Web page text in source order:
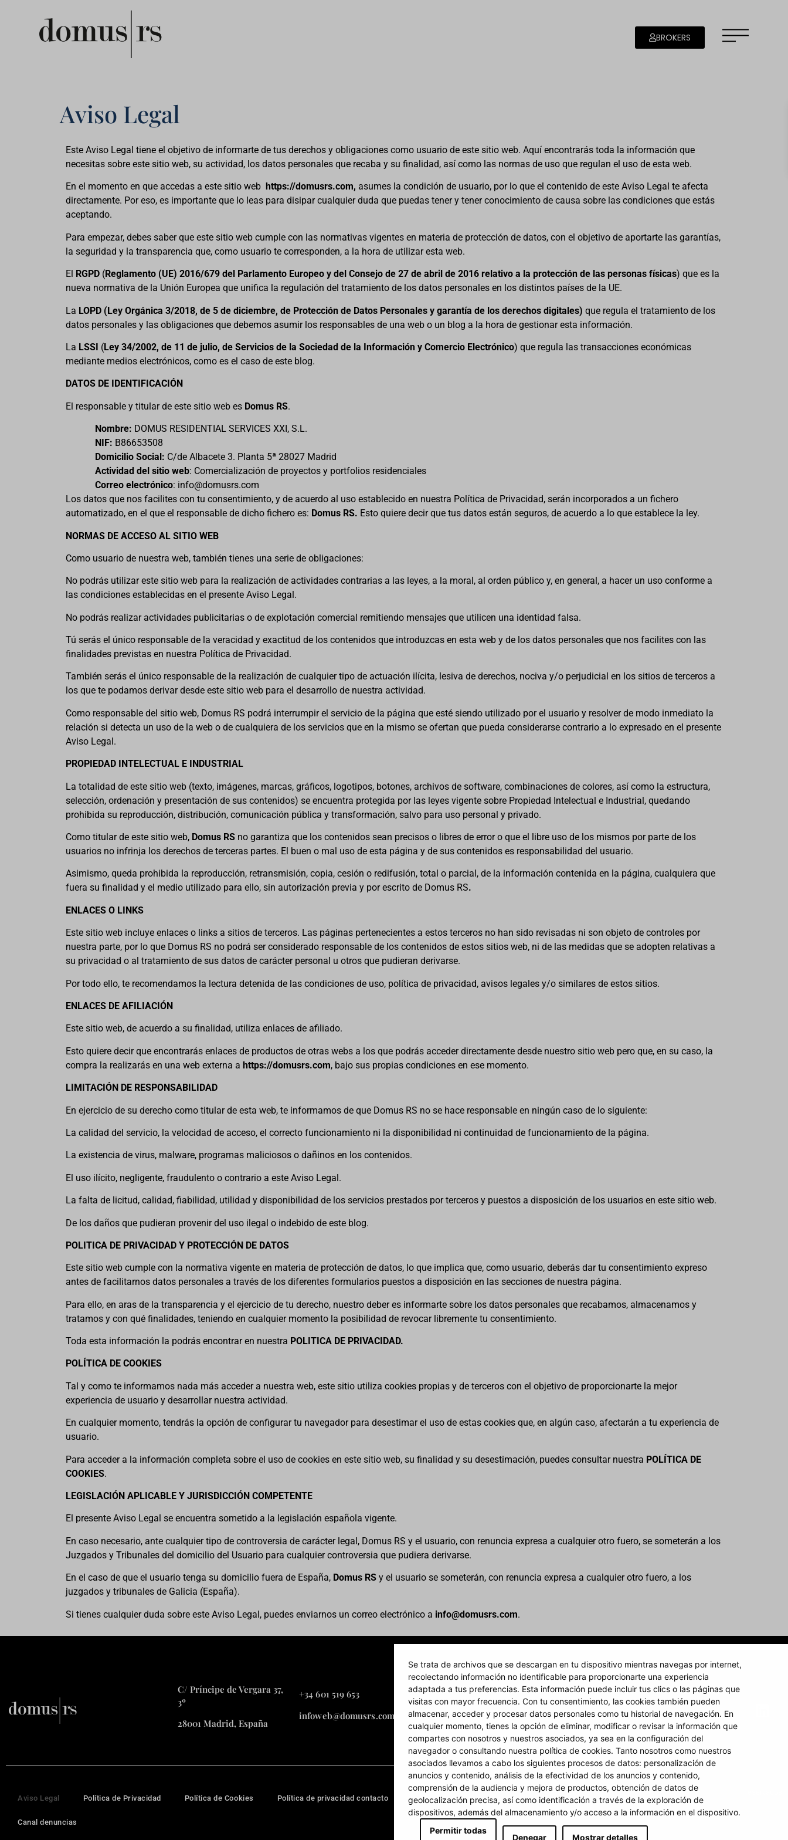
Se trata de archivos que se descargan en tu dispositivo mientras navegas por internet,
recolectando información no identificable para proporcionarte una experiencia
adaptada a tus preferencias. Esta información puede incluir tus clics o las páginas que
visitas con mayor frecuencia. Con tu consentimiento, las cookies también pueden
almacenar, acceder y procesar datos personales como tu historial de navegación. En
cualquier momento, tienes la opción de eliminar, modificar o revisar la información que
compartes con nosotros y nuestros asociados, ya sea en la configuración del
navegador o consultando nuestra política de cookies. Tanto nosotros como nuestros
asociados llevamos a cabo los siguientes procesos de datos: personalización de
anuncios y contenido, análisis de la efectividad de los anuncios y contenido,
comprensión de la audiencia y mejora de productos, obtención de datos de
geolocalización precisa, así como identificación a través de la exploración de
dispositivos, además del almacenamiento y/o acceso a la información en el dispositivo.
Permitir todas
Denegar Mostrar detalles
BROKERS
Aviso Legal
Este Aviso Legal tiene el objetivo de informarte de tus derechos y obligaciones como usuario de este sitio web. Aquí encontrarás toda la información que
necesitas sobre este sitio web, su actividad, los datos personales que recaba y su finalidad, así como las normas de uso que regulan el uso de esta web.
En el momento en que accedas a este sitio web https://domusrs.com, asumes la condición de usuario, por lo que el contenido de este Aviso Legal te afecta
directamente. Por eso, es importante que lo leas para disipar cualquier duda que puedas tener y tener conocimiento de causa sobre las condiciones que estás
aceptando.
Para empezar, debes saber que este sitio web cumple con las normativas vigentes en materia de protección de datos, con el objetivo de aportarte las garantías,
la seguridad y la transparencia que, como usuario te corresponden, a la hora de utilizar esta web.
El RGPD (Reglamento (UE) 2016/679 del Parlamento Europeo y del Consejo de 27 de abril de 2016 relativo a la protección de las personas físicas) que es la
nueva normativa de la Unión Europea que unifica la regulación del tratamiento de los datos personales en los distintos países de la UE.
La LOPD (Ley Orgánica 3/2018, de 5 de diciembre, de Protección de Datos Personales y garantía de los derechos digitales) que regula el tratamiento de los
datos personales y las obligaciones que debemos asumir los responsables de una web o un blog a la hora de gestionar esta información.
La LSSI (Ley 34/2002, de 11 de julio, de Servicios de la Sociedad de la Información y Comercio Electrónico) que regula las transacciones económicas
mediante medios electrónicos, como es el caso de este blog.
DATOS DE IDENTIFICACIÓN
El responsable y titular de este sitio web es Domus RS.
Nombre: DOMUS RESIDENTIAL SERVICES XXI, S.L.
NIF: B86653508
Domicilio Social: C/de Albacete 3. Planta 5ª 28027 Madrid
Actividad del sitio web: Comercialización de proyectos y portfolios residenciales
Correo electrónico: info@domusrs.com
Los datos que nos facilites con tu consentimiento, y de acuerdo al uso establecido en nuestra Política de Privacidad, serán incorporados a un fichero
automatizado, en el que el responsable de dicho fichero es: Domus RS. Esto quiere decir que tus datos están seguros, de acuerdo a lo que establece la ley.
NORMAS DE ACCESO AL SITIO WEB
Como usuario de nuestra web, también tienes una serie de obligaciones:
No podrás utilizar este sitio web para la realización de actividades contrarias a las leyes, a la moral, al orden público y, en general, a hacer un uso conforme a
las condiciones establecidas en el presente Aviso Legal.
No podrás realizar actividades publicitarias o de explotación comercial remitiendo mensajes que utilicen una identidad falsa.
Tú serás el único responsable de la veracidad y exactitud de los contenidos que introduzcas en esta web y de los datos personales que nos facilites con las
finalidades previstas en nuestra Política de Privacidad.
También serás el único responsable de la realización de cualquier tipo de actuación ilícita, lesiva de derechos, nociva y/o perjudicial en los sitios de terceros a
los que te podamos derivar desde este sitio web para el desarrollo de nuestra actividad.
Como responsable del sitio web, Domus RS podrá interrumpir el servicio de la página que esté siendo utilizado por el usuario y resolver de modo inmediato la
relación si detecta un uso de la web o de cualquiera de los servicios que en la mismo se ofertan que pueda considerarse contrario a lo expresado en el presente
Aviso Legal.
PROPIEDAD INTELECTUAL E INDUSTRIAL
La totalidad de este sitio web (texto, imágenes, marcas, gráficos, logotipos, botones, archivos de software, combinaciones de colores, así como la estructura,
selección, ordenación y presentación de sus contenidos) se encuentra protegida por las leyes vigente sobre Propiedad Intelectual e Industrial, quedando
prohibida su reproducción, distribución, comunicación pública y transformación, salvo para uso personal y privado.
Como titular de este sitio web, Domus RS no garantiza que los contenidos sean precisos o libres de error o que el libre uso de los mismos por parte de los
usuarios no infrinja los derechos de terceras partes. El buen o mal uso de esta página y de sus contenidos es responsabilidad del usuario.
Asimismo, queda prohibida la reproducción, retransmisión, copia, cesión o redifusión, total o parcial, de la información contenida en la página, cualquiera que
fuera su finalidad y el medio utilizado para ello, sin autorización previa y por escrito de Domus RS.
ENLACES O LINKS
Este sitio web incluye enlaces o links a sitios de terceros. Las páginas pertenecientes a estos terceros no han sido revisadas ni son objeto de controles por
nuestra parte, por lo que Domus RS no podrá ser considerado responsable de los contenidos de estos sitios web, ni de las medidas que se adopten relativas a
su privacidad o al tratamiento de sus datos de carácter personal u otros que pudieran derivarse.
Por todo ello, te recomendamos la lectura detenida de las condiciones de uso, política de privacidad, avisos legales y/o similares de estos sitios.
ENLACES DE AFILIACIÓN
Este sitio web, de acuerdo a su finalidad, utiliza enlaces de afiliado.
Esto quiere decir que encontrarás enlaces de productos de otras webs a los que podrás acceder directamente desde nuestro sitio web pero que, en su caso, la
compra la realizarás en una web externa a https://domusrs.com, bajo sus propias condiciones en ese momento.
LIMITACIÓN DE RESPONSABILIDAD
En ejercicio de su derecho como titular de esta web, te informamos de que Domus RS no se hace responsable en ningún caso de lo siguiente:
La calidad del servicio, la velocidad de acceso, el correcto funcionamiento ni la disponibilidad ni continuidad de funcionamiento de la página.
La existencia de virus, malware, programas maliciosos o dañinos en los contenidos.
El uso ilícito, negligente, fraudulento o contrario a este Aviso Legal.
La falta de licitud, calidad, fiabilidad, utilidad y disponibilidad de los servicios prestados por terceros y puestos a disposición de los usuarios en este sitio web.
De los daños que pudieran provenir del uso ilegal o indebido de este blog.
POLITICA DE PRIVACIDAD Y PROTECCIÓN DE DATOS
Este sitio web cumple con la normativa vigente en materia de protección de datos, lo que implica que, como usuario, deberás dar tu consentimiento expreso
antes de facilitarnos datos personales a través de los diferentes formularios puestos a disposición en las secciones de nuestra página.
Para ello, en aras de la transparencia y el ejercicio de tu derecho, nuestro deber es informarte sobre los datos personales que recabamos, almacenamos y
tratamos y con qué finalidades, teniendo en cualquier momento la posibilidad de revocar libremente tu consentimiento.
Toda esta información la podrás encontrar en nuestra POLITICA DE PRIVACIDAD.
POLÍTICA DE COOKIES
Tal y como te informamos nada más acceder a nuestra web, este sitio utiliza cookies propias y de terceros con el objetivo de proporcionarte la mejor
experiencia de usuario y desarrollar nuestra actividad.
En cualquier momento, tendrás la opción de configurar tu navegador para desestimar el uso de estas cookies que, en algún caso, afectarán a tu experiencia de
usuario.
Para acceder a la información completa sobre el uso de cookies en este sitio web, su finalidad y su desestimación, puedes consultar nuestra POLÍTICA DE
COOKIES.
LEGISLACIÓN APLICABLE Y JURISDICCIÓN COMPETENTE
El presente Aviso Legal se encuentra sometido a la legislación española vigente.
En caso necesario, ante cualquier tipo de controversia de carácter legal, Domus RS y el usuario, con renuncia expresa a cualquier otro fuero, se someterán a los
Juzgados y Tribunales del domicilio del Usuario para cualquier controversia que pudiera derivarse.
En el caso de que el usuario tenga su domicilio fuera de España, Domus RS y el usuario se someterán, con renuncia expresa a cualquier otro fuero, a los
juzgados y tribunales de Galicia (España).
Si tienes cualquier duda sobre este Aviso Legal, puedes enviarnos un correo electrónico a info@domusrs.com.
C/ Príncipe de Vergara 37,
3º
28001 Madrid, España
+34 601 519 653
infoweb@domusrs.com
Av. Colégio Militar nº37F, 4º
– Torre Oriente
1500-180 Lisboa, Portugal
+351 912 420 164
geral@domusrs.com
Aviso Legal Política de Privacidad Política de Cookies Política de privacidad contacto Condiciones de uso
Canal denuncias
© 2024 Domusrs – Todos los derechos reservados